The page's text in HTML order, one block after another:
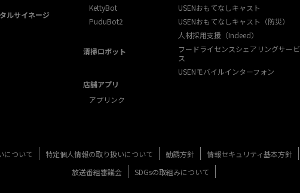
ルサイネージ
KettyBot
PuduBot2
清掃ロボット
店舗アプリ
アプリンク
USENおもてなしキャスト
USENおもてなしキャスト（防災）
人材採用支援（Indeed）
フードライセンスシェアリングサービ
ス
USENモバイルインターフォン
について 特定個人情報の取り扱いについて 勧誘方針 情報セキュリティ基本方針
放送番組審議会
SDGsの取組みについて